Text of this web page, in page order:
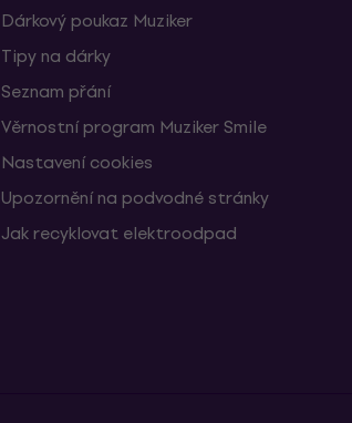
Dárkový poukaz Muziker
Tipy na dárky
Seznam přání
Věrnostní program Muziker Smile
Nastavení cookies
Upozornění na podvodné stránky
Jak recyklovat elektroodpad